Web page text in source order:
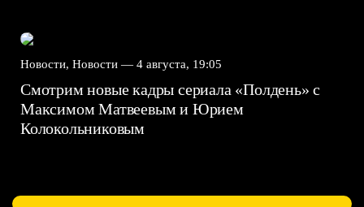
Новости, Новости — 4 августа, 19:05
Смотрим новые кадры сериала «Полдень» с
Максимом Матвеевым и Юрием
Колокольниковым